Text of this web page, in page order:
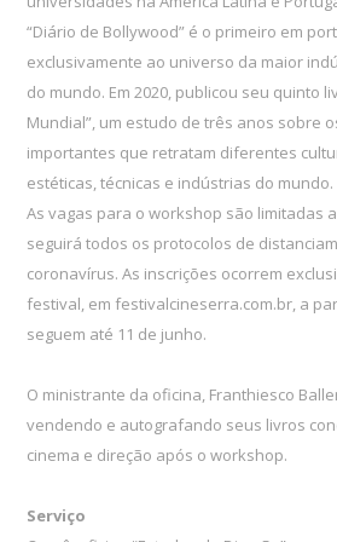
“Diário de Bollywood” é o primeiro em
exclusivamente ao universo da maior
do mundo. Em 2020, publicou seu quinto
Mundial”, um estudo de três anos sobre
importantes que retratam diferentes
estéticas, técnicas e indústrias do mundo.
As vagas para o workshop são limitadas
seguirá todos os protocolos de
coronavírus. As inscrições ocorrem
festival, em festivalcineserra.com.br, a
seguem até 11 de junho.
O ministrante da oficina, Franthiesco
vendendo e autografando seus livros
cinema e direção após o workshop.
Serviço